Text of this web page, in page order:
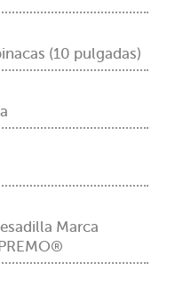
(10 pulgadas)
Marca